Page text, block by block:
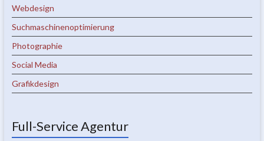
Webdesign
Suchmaschinenoptimierung
Photographie
Social Media
Grafikdesign
Full-Service Agentur